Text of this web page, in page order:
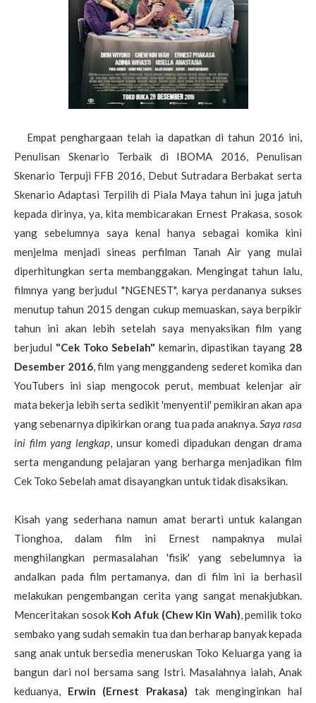
Empat penghargaan telah ia dapatkan di tahun 2016 ini,
Penulisan Skenario Terbaik di IBOMA 2016, Penulisan
Skenario Terpuji FFB 2016, Debut Sutradara Berbakat serta
Skenario Adaptasi Terpilih di Piala Maya tahun ini juga jatuh
kepada dirinya, ya, kita membicarakan Ernest Prakasa, sosok
yang sebelumnya saya kenal hanya sebagai komika kini
menjelma menjadi sineas perfilman Tanah Air yang mulai
diperhitungkan serta membanggakan. Mengingat tahun lalu,
filmnya yang berjudul "NGENEST", karya perdananya sukses
menutup tahun 2015 dengan cukup memuaskan, saya berpikir
tahun ini akan lebih setelah saya menyaksikan film yang
berjudul "Cek Toko Sebelah" kemarin, dipastikan tayang 28
Desember 2016, film yang menggandeng sederet komika dan
YouTubers ini siap mengocok perut, membuat kelenjar air
mata bekerja lebih serta sedikit 'menyentil' pemikiran akan apa
yang sebenarnya dipikirkan orang tua pada anaknya.Saya rasa
ini film yang lengkap, unsur komedi dipadukan dengan drama
serta mengandung pelajaran yang berharga menjadikan film
Cek Toko Sebelah amat disayangkan untuk tidak disaksikan.
Kisah yang sederhana namun amat berarti untuk kalangan
Tionghoa, dalam film ini Ernest nampaknya mulai
menghilangkan permasalahan 'fisik' yang sebelumnya ia
andalkan pada film pertamanya, dan di film ini ia berhasil
melakukan pengembangan cerita yang sangat menakjubkan.
Menceritakan sosok Koh Afuk (Chew Kin Wah), pemilik toko
sembako yang sudah semakin tua dan berharap banyak kepada
sang anak untuk bersedia meneruskan Toko Keluarga yang ia
bangun dari nol bersama sang Istri. Masalahnya ialah, Anak
keduanya, Erwin (Ernest Prakasa) tak menginginkan hal